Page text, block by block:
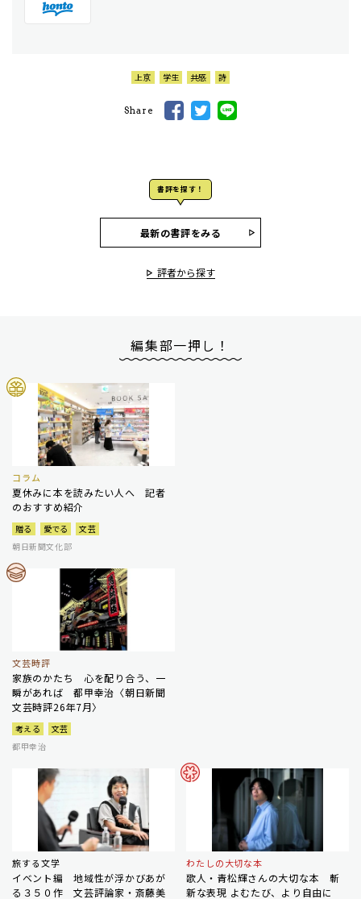
上京 学生 共感 詩
Share
書評を探す！
最新の書評をみる
評者から探す
編集部一押し！
コラム
夏休みに本を読みたい人へ 記者
のおすすめ紹介
贈る 愛でる
文芸
朝日新聞文化部
文芸時評
家族のかたち 心を配り合う、一
瞬があれば 都甲幸治〈朝日新聞
文芸時評26年7月〉
考える
文芸
都甲幸治
旅する文学
イベント編 地域性が浮かびあが
る３５０作 文芸評論家・斎藤美
わたしの大切な本
歌人・青松輝さんの大切な本 斬
新な表現 よむたび、より自由に